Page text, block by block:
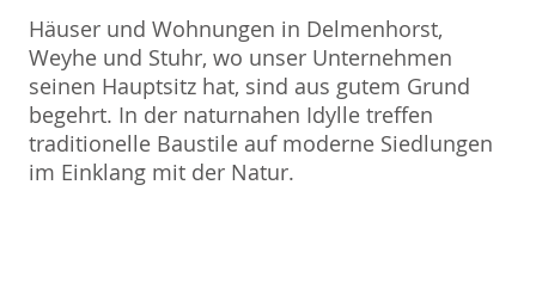
Häuser und Wohnungen in Delmenhorst,
Weyhe und Stuhr, wo unser Unternehmen
seinen Hauptsitz hat, sind aus gutem Grund
begehrt. In der naturnahen Idylle treffen
traditionelle Baustile auf moderne Siedlungen
im Einklang mit der Natur.